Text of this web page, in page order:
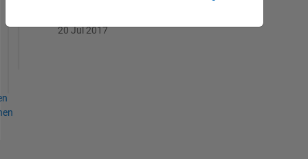
20 Jul 2017